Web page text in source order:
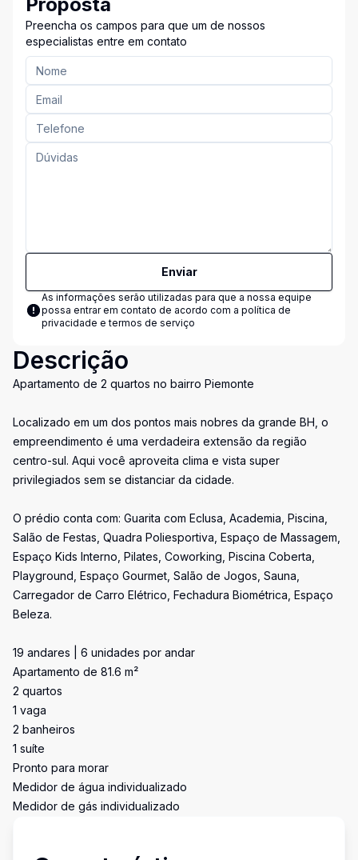
Preencha os campos para que um de nossos
especialistas entre em contato
Enviar
As informações serão utilizadas para que a nossa equipe
possa entrar em contato de acordo com a política de
privacidade e termos de serviço
Descrição
Apartamento de 2 quartos no bairro Piemonte
Localizado em um dos pontos mais nobres da grande BH, o
empreendimento é uma verdadeira extensão da região
centro-sul. Aqui você aproveita clima e vista super
privilegiados sem se distanciar da cidade.
O prédio conta com: Guarita com Eclusa, Academia, Piscina,
Salão de Festas, Quadra Poliesportiva, Espaço de Massagem,
Espaço Kids Interno, Pilates, Coworking, Piscina Coberta,
Playground, Espaço Gourmet, Salão de Jogos, Sauna,
Carregador de Carro Elétrico, Fechadura Biométrica, Espaço
Beleza.
19 andares | 6 unidades por andar
Apartamento de 81.6 m²
2 quartos
1 vaga
2 banheiros
1 suíte
Pronto para morar
Medidor de água individualizado
Medidor de gás individualizado